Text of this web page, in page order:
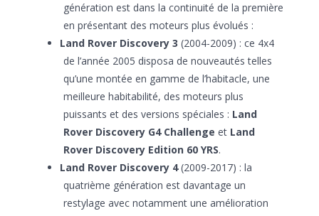
génération est dans la continuité de la première
en présentant des moteurs plus évolués :
Land Rover Discovery 3 (2004-2009) : ce 4x4
de l’année 2005 disposa de nouveautés telles
qu’une montée en gamme de l’habitacle, une
meilleure habitabilité, des moteurs plus
puissants et des versions spéciales : Land
Rover Discovery G4 Challenge et Land
Rover Discovery Edition 60 YRS.
Land Rover Discovery 4(2009-2017) : la
quatrième génération est davantage un
restylage avec notamment une amélioration